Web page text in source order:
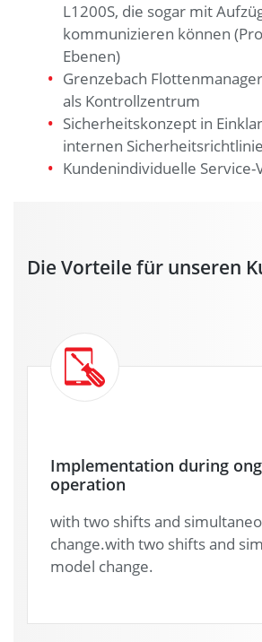
L1200S, die sogar mit
kommunizieren können
Ebenen)
Grenzebach
als Kontrollzentrum
Sicherheitskonzept in
internen
Kundenindividuelle
Die Vorteile für unseren
Implementation during
operation
with two shifts and
change.with two shifts and
model change.